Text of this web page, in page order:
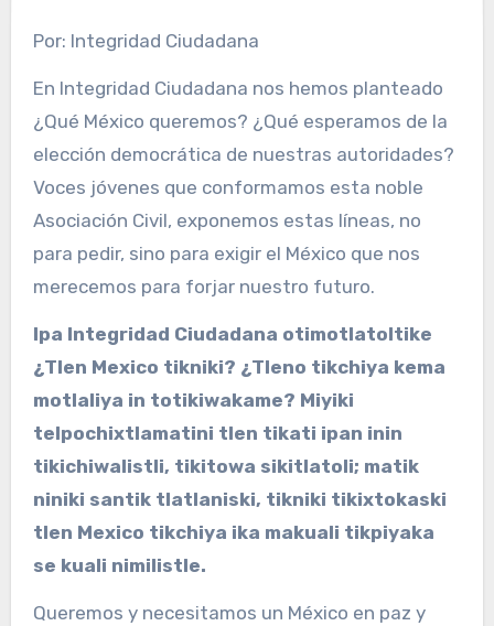
Por: Integridad Ciudadana
En Integridad Ciudadana nos hemos planteado
¿Qué México queremos? ¿Qué esperamos de la
elección democrática de nuestras autoridades?
Voces jóvenes que conformamos esta noble
Asociación Civil, exponemos estas líneas, no
para pedir, sino para exigir el México que nos
merecemos para forjar nuestro futuro.
Ipa Integridad Ciudadana otimotlatoltike
¿Tlen Mexico tikniki? ¿Tleno tikchiya kema
motlaliya in totikiwakame? Miyiki
telpochixtlamatini tlen tikati ipan inin
tikichiwalistli, tikitowa sikitlatoli; matik
niniki santik tlatlaniski, tikniki tikixtokaski
tlen Mexico tikchiya ika makuali tikpiyaka
se kuali nimilistle.
Queremos y necesitamos un México en paz y